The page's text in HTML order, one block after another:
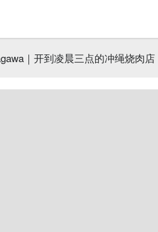
｜开到凌晨三点的冲绳烧肉店